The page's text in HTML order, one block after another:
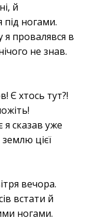
й
під ногами.
я провалявся в
не знав.
хтось тут?!
сказав уже
цієї
вечора.
встати й
ногами.